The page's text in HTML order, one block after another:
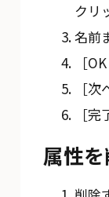
クリ
名前
次
完
属性